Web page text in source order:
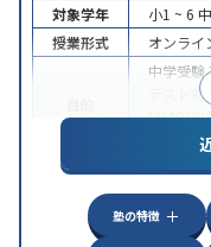
対象学年 小1 ~ 6
授業形式
オンライ
中学受験
テスト対策
(旧AO)対
(漢字検
中高一
可能不
オンライ
塾の特徴